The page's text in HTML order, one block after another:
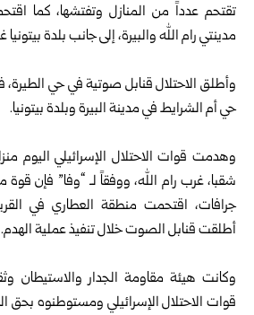
تقتحم عدداً من ‏المنازل وتفتشها، كما
مدينتي رام الله والبيرة، ‏إلى جانب بلدة بيتونيا
وأطلق الاحتلال قنابل صوتية في حي
حي ‏أم الشرايط في مدينة البيرة وبلدة بيتونيا.‏
وهدمت قوات الاحتلال الإسرائيلي اليوم
شقبا، ‏غرب رام الله، ووفقاً لـ “وفا” فإن قوة
جرافات، ‏اقتحمت منطقة العطاري في
أطلقت قنابل ‏الصوت خلال تنفيذ عملية الهدم.‏
قوات ‏الاحتلال الإسرائيلي ومستوطنوه بحق